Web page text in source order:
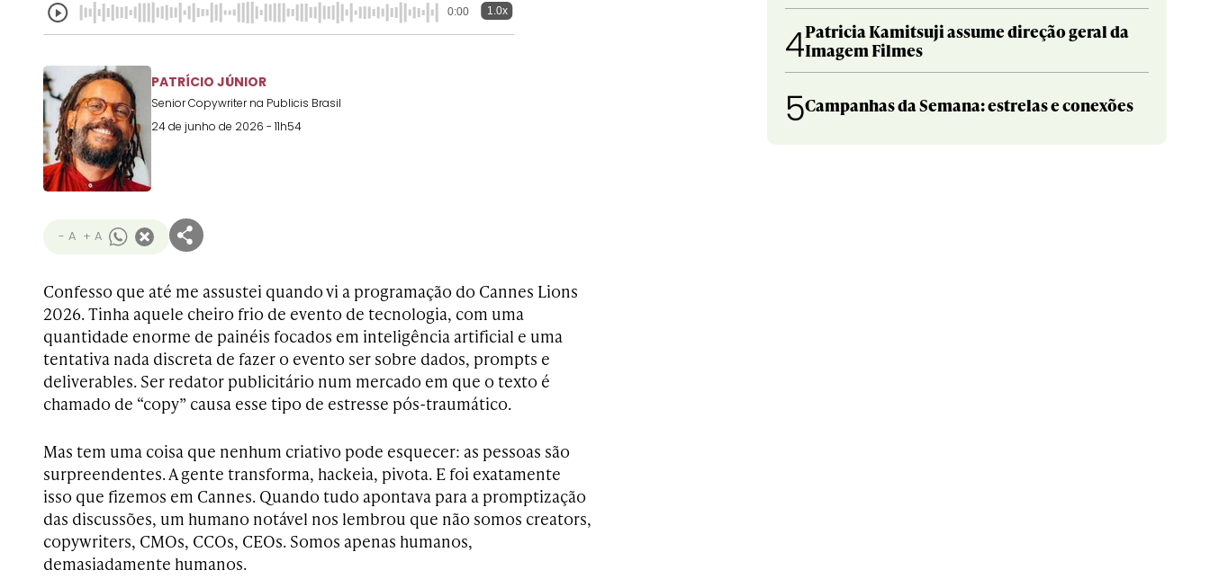
0:00 1.0x
PATRÍCIO JÚNIOR
Senior Copywriter na Publicis Brasil
24 de junho de 2026 - 11h54
- A + A
Confesso que até me assustei quando vi a programação do Cannes Lions
2026. Tinha aquele cheiro frio de evento de tecnologia, com uma
quantidade enorme de painéis focados em inteligência artificial e uma
tentativa nada discreta de fazer o evento ser sobre dados, prompts e
deliverables. Ser redator publicitário num mercado em que o texto é
chamado de “copy” causa esse tipo de estresse pós-traumático.
Mas tem uma coisa que nenhum criativo pode esquecer: as pessoas são
surpreendentes. A gente transforma, hackeia, pivota. E foi exatamente
isso que fizemos em Cannes. Quando tudo apontava para a promptização
das discussões, um humano notável nos lembrou que não somos creators,
copywriters, CMOs, CCOs, CEOs. Somos apenas humanos,
demasiadamente humanos.
4Patricia Kamitsuji assume direção geral da
Imagem Filmes
5Campanhas da Semana: estrelas e conexões